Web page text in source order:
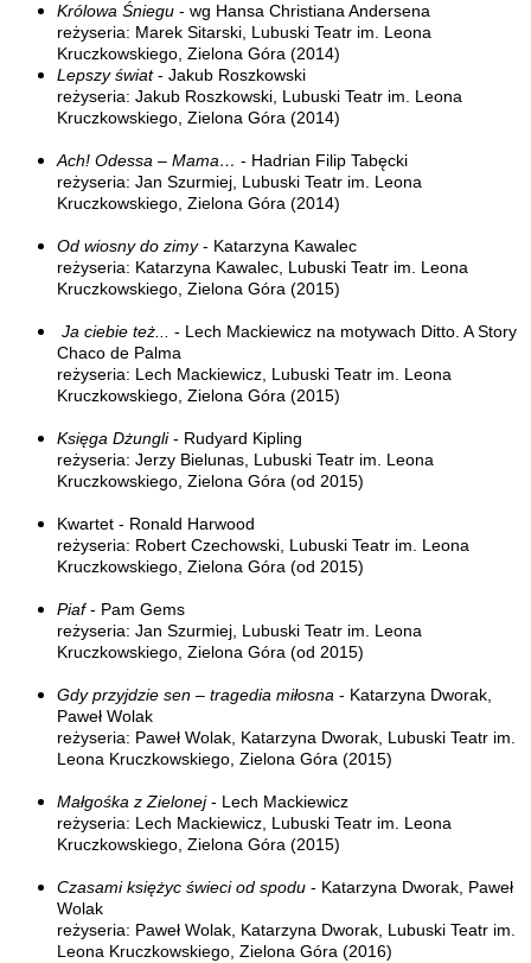
Królowa Śniegu - wg Hansa Christiana Andersena
reżyseria: Marek Sitarski, Lubuski Teatr im. Leona
Kruczkowskiego, Zielona Góra (2014)
Lepszy świat- Jakub Roszkowski
reżyseria: Jakub Roszkowski, Lubuski Teatr im. Leona
Kruczkowskiego, Zielona Góra (2014)
Ach! Odessa – Mama… - Hadrian Filip Tabęcki
reżyseria: Jan Szurmiej, Lubuski Teatr im. Leona
Kruczkowskiego, Zielona Góra (2014)
Od wiosny do zimy- Katarzyna Kawalec
reżyseria: Katarzyna Kawalec, Lubuski Teatr im. Leona
Kruczkowskiego, Zielona Góra (2015)
Ja ciebie też...
- Lech Mackiewicz na motywach Ditto. A Story
Chaco de Palma
reżyseria: Lech Mackiewicz, Lubuski Teatr im. Leona
Kruczkowskiego, Zielona Góra (2015)
Księga Dżungli- Rudyard Kipling
reżyseria: Jerzy Bielunas, Lubuski Teatr im. Leona
Kruczkowskiego, Zielona Góra (od 2015)
Kwartet - Ronald Harwood
reżyseria: Robert Czechowski, Lubuski Teatr im. Leona
Kruczkowskiego, Zielona Góra (od 2015)
Piaf- Pam Gems
reżyseria: Jan Szurmiej, Lubuski Teatr im. Leona
Kruczkowskiego, Zielona Góra (od 2015)
Gdy przyjdzie sen – tragedia miłosna - Katarzyna Dworak,
Paweł Wolak
reżyseria: Paweł Wolak, Katarzyna Dworak, Lubuski Teatr im.
Leona Kruczkowskiego, Zielona Góra (2015)
Małgośka z Zielonej- Lech Mackiewicz
reżyseria: Lech Mackiewicz, Lubuski Teatr im. Leona
Kruczkowskiego, Zielona Góra (2015)
Czasami księżyc świeci od spodu - Katarzyna Dworak, Paweł
Wolak
reżyseria: Paweł Wolak, Katarzyna Dworak, Lubuski Teatr im.
Leona Kruczkowskiego, Zielona Góra (2016)